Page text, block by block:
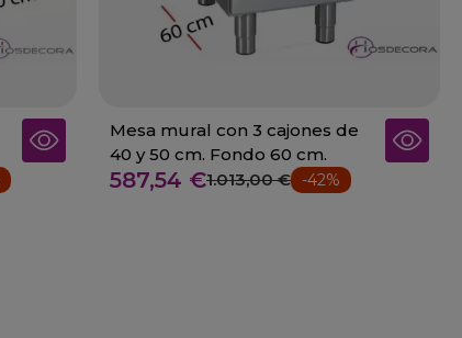
Mesa mural con 3 cajones de
40 y 50 cm. Fondo 60 cm.
587,54 €1.013,00 € -42%